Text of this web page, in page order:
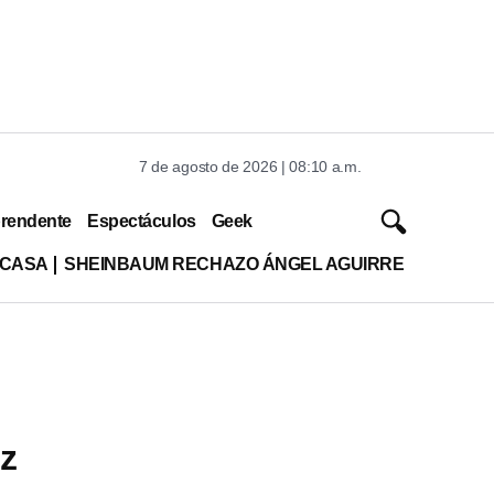
7 de agosto de 2026 | 08:10 a.m.
Espectáculos Geek
SHEINBAUM RECHAZO ÁNGEL AGUIRRE